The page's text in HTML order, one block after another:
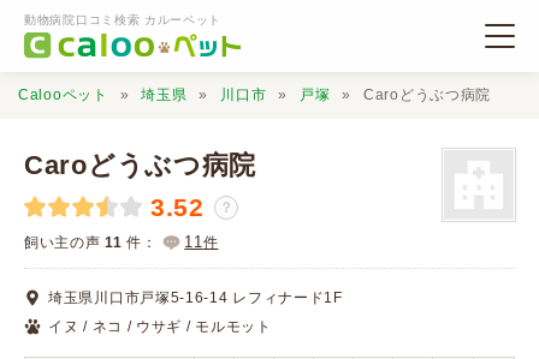
動物病院口コミ検索 カルーペット
動物病院検索
口コミ検索
Calooペット 埼玉県 川口市 戸塚 Caroどうぶつ病院
Caroどうぶつ病院
3.52 ？
飼い主の声 11 件： 11件
埼玉県川口市戸塚5-16-14 レフィナード1F
イヌ / ネコ / ウサギ / モルモット